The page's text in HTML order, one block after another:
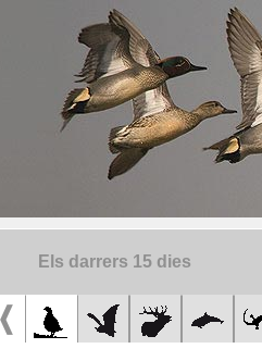
Els darrers 15 dies